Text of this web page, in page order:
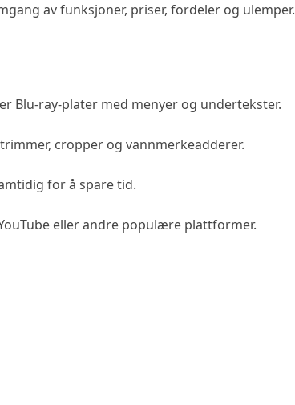
av funksjoner, priser, fordeler og ulemper.
Blu-ray-plater med menyer og undertekster.
cropper og vannmerkeadderer.
for å spare tid.
eller andre populære plattformer.